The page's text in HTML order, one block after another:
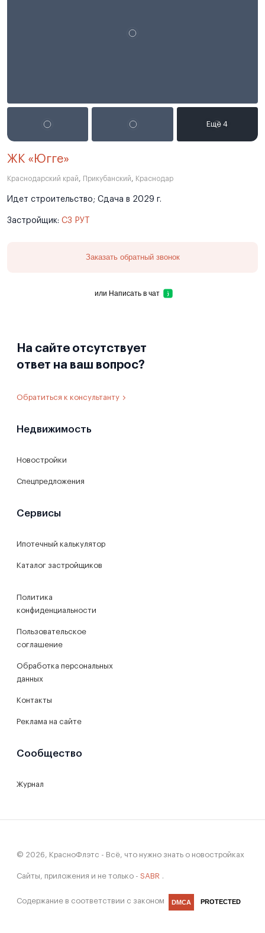
ЖК «Югге»
Краснодарский край, Прикубанский, Краснодар
Идет строительство; Сдача в 2029 г.
Застройщик: СЗ РУТ
Заказать обратный звонок
или Написать в чат
На сайте отсутствует
ответ на ваш вопрос?
Обратиться к консультанту
Недвижимость
Новостройки
Спецпредложения
Сервисы
Ипотечный калькулятор
Каталог застройщиков
Политика
конфиденциальности
Пользовательское
соглашение
Обработка персональных
данных
Контакты
Реклама на сайте
Сообщество
Журнал
© 2026, КрасноФлэтс - Всё, что нужно знать о новостройках
Сайты, приложения и не только - SABR
Содержание в соответствии с законом DMCA PROTECTED